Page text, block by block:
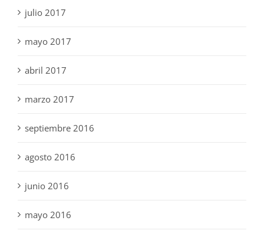
julio 2017
mayo 2017
abril 2017
marzo 2017
septiembre 2016
agosto 2016
junio 2016
mayo 2016